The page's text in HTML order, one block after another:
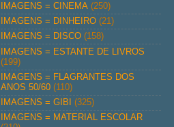
IMAGENS = CINEMA (250)
IMAGENS = DINHEIRO (21)
IMAGENS = DISCO (158)
IMAGENS = ESTANTE DE LIVROS
(199)
IMAGENS = FLAGRANTES DOS
ANOS 50/60 (110)
IMAGENS = GIBI
(325)
IMAGENS = MATERIAL ESCOLAR